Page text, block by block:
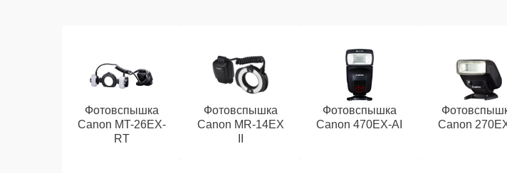
Фотовспышка
Canon MT-26EX-
RT
Фотовспышка
Canon MR-14EX
Фотовспышка
Canon 470EX-AI
Canon 270EX